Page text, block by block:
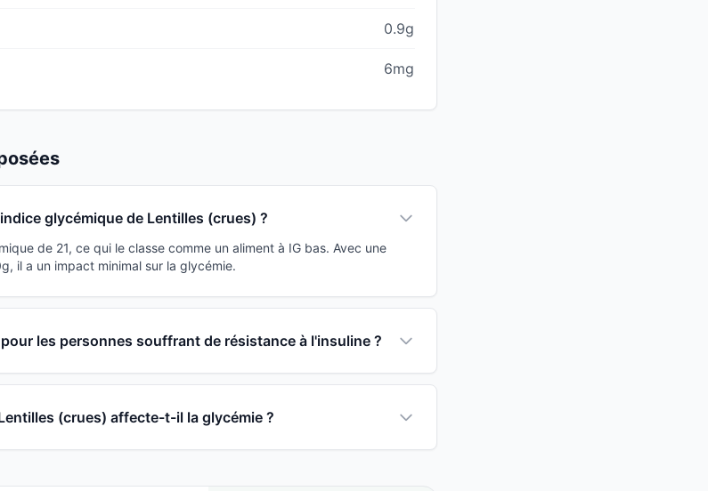
0.9g
6mg
glycémique de Lentilles (crues) ?
de 21, ce qui le classe comme un aliment à IG bas. Avec une
il a un impact minimal sur la glycémie.
les personnes souffrant de résistance à l'insuline ?
(crues) affecte-t-il la glycémie ?